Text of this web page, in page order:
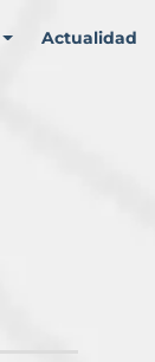
Actualidad